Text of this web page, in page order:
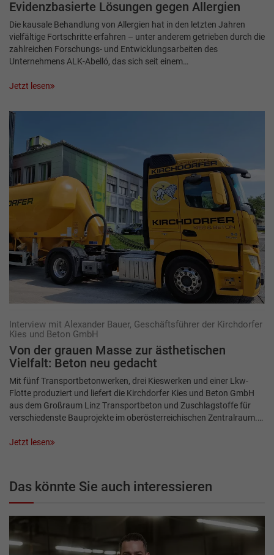
Evidenzbasierte Lösungen gegen Allergien
Die kausale Behandlung von Allergien hat in den letzten Jahren
vielfältige Fortschritte erfahren – unter anderem getrieben durch die
zahlreichen Forschungs- und Entwicklungsarbeiten des
Unternehmens ALK-Abelló, das sich seit einem…
Jetzt lesen
Interview mit Alexander Bauer, Geschäftsführer der Kirchdorfer
Kies und Beton GmbH
Von der grauen Masse zur ästhetischen
Vielfalt: Beton neu gedacht
Mit fünf Transportbetonwerken, drei Kieswerken und einer Lkw-
Flotte produziert und liefert die Kirchdorfer Kies und Beton GmbH
aus dem Großraum Linz Transportbeton und Zuschlagstoffe für
verschiedenste Bauprojekte im ober­österreichischen Zentralraum.…
Jetzt lesen
Das könnte Sie auch interessieren